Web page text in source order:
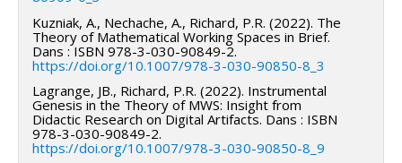
Kuzniak, A., Nechache, A., Richard, P.R. (2022). The
Theory of Mathematical Working Spaces in Brief.
Dans : ISBN 978-3-030-90849-2.
https://doi.org/10.1007/978-3-030-90850-8_3
Lagrange, JB., Richard, P.R. (2022). Instrumental
Genesis in the Theory of MWS: Insight from
Didactic Research on Digital Artifacts. Dans : ISBN
978-3-030-90849-2.
https://doi.org/10.1007/978-3-030-90850-8_9